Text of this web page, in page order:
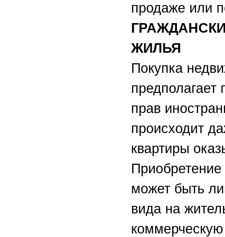
продаже или
ЖИЛЬЯ
Покупка
предполагает
прав
происходит
квартиры
может быть
вида на